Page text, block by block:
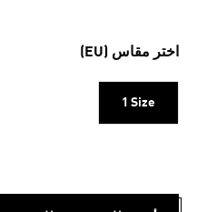
اختر مقاس (EU)
1 Size